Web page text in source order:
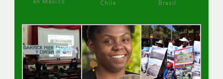
en México
Chile
Brasil